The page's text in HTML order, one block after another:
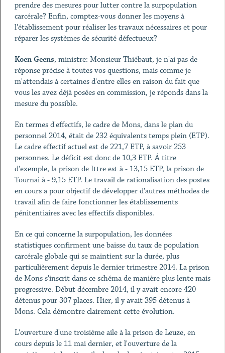
prendre des mesures pour lutter contre la surpopulation
carcérale? Enfin, comptez-vous donner les moyens à
l'établissement pour réaliser les travaux nécessaires et pour
réparer les systèmes de sécurité défectueux?
Koen Geens, ministre: Monsieur Thiébaut, je n'ai pas de
réponse précise à toutes vos questions, mais comme je
m'attendais à certaines d'entre elles en raison du fait que
vous les avez déjà posées en commission, je réponds dans la
mesure du possible.
En termes d'effectifs, le cadre de Mons, dans le plan du
personnel 2014, était de 232 équivalents temps plein (ETP).
Le cadre effectif actuel est de 221,7 ETP, à savoir 253
personnes. Le déficit est donc de 10,3 ETP. Á titre
d'exemple, la prison de Ittre est à - 13,15 ETP, la prison de
Tournai à - 9,15 ETP. Le travail de rationalisation des postes
en cours a pour objectif de développer d'autres méthodes de
travail afin de faire fonctionner les établissements
pénitentiaires avec les effectifs disponibles.
En ce qui concerne la surpopulation, les données
statistiques confirment une baisse du taux de population
carcérale globale qui se maintient sur la durée, plus
particulièrement depuis le dernier trimestre 2014. La prison
de Mons s'inscrit dans ce schéma de manière plus lente mais
progressive. Début décembre 2014, il y avait encore 420
détenus pour 307 places. Hier, il y avait 395 détenus à
Mons. Cela démontre clairement cette évolution.
L'ouverture d'une troisième aile à la prison de Leuze, en
cours depuis le 11 mai dernier, et l'ouverture de la